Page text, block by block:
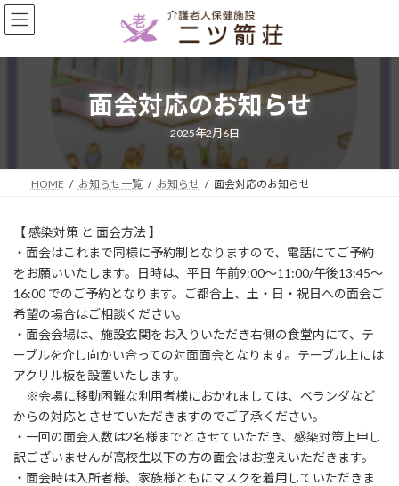
コ
ン
ン
プ
ナ
ビ
ー
動
面会対応のお知らせ
2025年2月6日
HOME お知らせ一覧 お知らせ 面会対応のお知らせ
【 感染対策 と 面会方法 】
・面会はこれまで同様に予約制となりますので、電話にてご予約
をお願いいたします。日時は、平日 午前9:00～11:00/午後13:45～
16:00 でのご予約となります。ご都合上、土・日・祝日への面会ご
希望の場合はご相談ください。
・面会会場は、施設玄関をお入りいただき右側の食堂内にて、テ
ーブルを介し向かい合っての対面面会となります。テーブル上には
アクリル板を設置いたします。
※会場に移動困難な利用者様におかれましては、ベランダなど
からの対応とさせていただきますのでご了承ください。
・一回の面会人数は2名様までとさせていただき、感染対策上申し
訳ございませんが高校生以下の方の面会はお控えいただきます。
・面会時は入所者様、家族様ともにマスクを着用していただきま